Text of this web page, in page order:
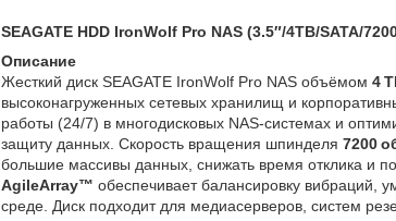
SEAGATE HDD IronWolf Pro NAS (3.5″/4TB/SATA/
Описание
Жесткий диск SEAGATE IronWolf Pro NAS объёмом 4
высоконагруженных сетевых хранилищ и
работы (24/7) в многодисковых NAS‑системах и
защиту данных. Скорость вращения шпинделя 7200
большие массивы данных, снижать время отклика и
AgileArray™ обеспечивает балансировку вибраций,
среде. Диск подходит для медиасерверов, систем